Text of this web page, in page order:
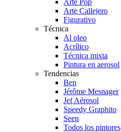
Arte Callejero
Figurativo
Técnica
Al oleo
Acrílico
Técnica mixta
Pintura en aerosol
Tendencias
Ben
Jérôme Mesnager
Jef Aérosol
Speedy Graphito
Seen
Todos los pintores